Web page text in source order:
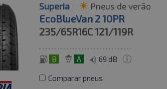
Superia Pneus de verão
EcoBlueVan 2 10PR
235/65R16C121/119R
B A 69 dB
Comparar pneus